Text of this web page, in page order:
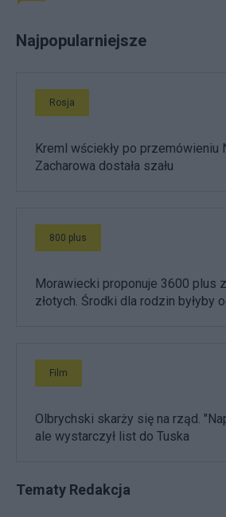
Najpopularniejsze
Rosja
Kreml wściekły po przemówieniu
Zacharowa dostała szału
800 plus
Morawiecki proponuje 3600 plus
złotych. Środki dla rodzin byłyby
Film
Olbrychski skarży się na rząd.
ale wystarczył list do Tuska
Tematy Redakcja